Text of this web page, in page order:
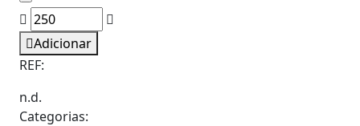
Quantidade
de
Caixa
para
1,
2
Adicionar
REF:
n.d.
Categorias: